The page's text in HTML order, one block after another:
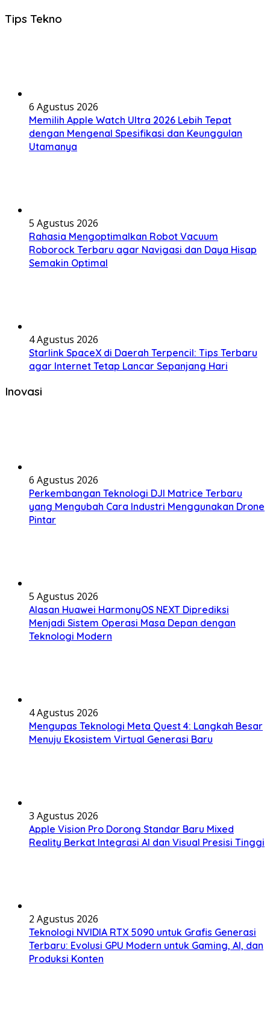
Tips Tekno
6 Agustus 2026
Memilih Apple Watch Ultra 2026 Lebih Tepat
dengan Mengenal Spesifikasi dan Keunggulan
Utamanya
5 Agustus 2026
Rahasia Mengoptimalkan Robot Vacuum
Roborock Terbaru agar Navigasi dan Daya Hisap
Semakin Optimal
4 Agustus 2026
Starlink SpaceX di Daerah Terpencil: Tips Terbaru
agar Internet Tetap Lancar Sepanjang Hari
Inovasi
6 Agustus 2026
Perkembangan Teknologi DJI Matrice Terbaru
yang Mengubah Cara Industri Menggunakan Drone
Pintar
5 Agustus 2026
Alasan Huawei HarmonyOS NEXT Diprediksi
Menjadi Sistem Operasi Masa Depan dengan
Teknologi Modern
4 Agustus 2026
Mengupas Teknologi Meta Quest 4: Langkah Besar
Menuju Ekosistem Virtual Generasi Baru
3 Agustus 2026
Apple Vision Pro Dorong Standar Baru Mixed
Reality Berkat Integrasi AI dan Visual Presisi Tinggi
2 Agustus 2026
Teknologi NVIDIA RTX 5090 untuk Grafis Generasi
Terbaru: Evolusi GPU Modern untuk Gaming, AI, dan
Produksi Konten